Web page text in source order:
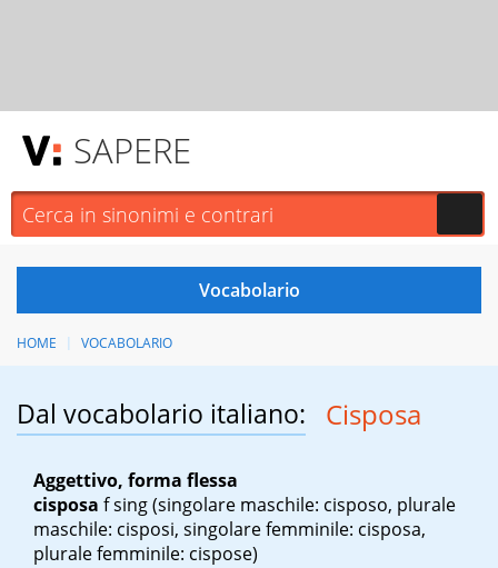
SAPERE
HOME VOCABOLARIO
Dal vocabolario italiano: Cisposa
Aggettivo, forma flessa
cisposa f sing(singolare maschile: cisposo, plurale
maschile: cisposi, singolare femminile: cisposa,
plurale femminile: cispose)